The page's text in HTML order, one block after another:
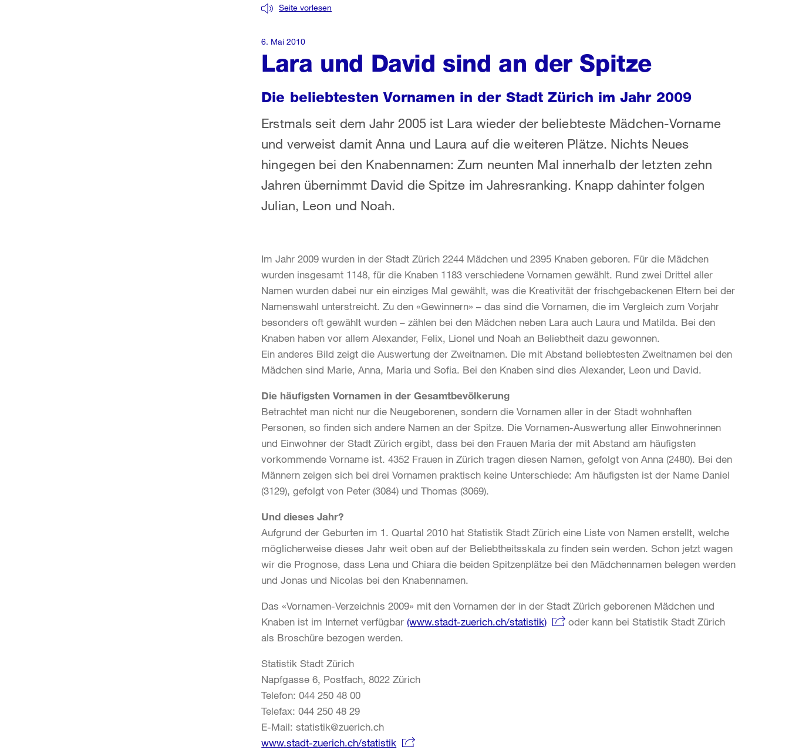
Lara und David sind an der Spitze
Seite vorlesen
Die beliebtesten Vornamen in der Stadt Zürich im Jahr 2009
Erstmals seit dem Jahr 2005 ist Lara wieder der beliebteste Mädchen-Vorname
und verweist damit Anna und Laura auf die weiteren Plätze. Nichts Neues
hingegen bei den Knabennamen: Zum neunten Mal innerhalb der letzten zehn
Jahren übernimmt David die Spitze im Jahresranking. Knapp dahinter folgen
Julian, Leon und Noah.
6. Mai 2010
Im Jahr 2009 wurden in der Stadt Zürich 2244 Mädchen und 2395 Knaben geboren. Für die Mädchen
wurden insgesamt 1148, für die Knaben 1183 verschiedene Vornamen gewählt. Rund zwei Drittel aller
Namen wurden dabei nur ein einziges Mal gewählt, was die Kreativität der frischgebackenen Eltern bei der
Namenswahl unterstreicht. Zu den «Gewinnern» – das sind die Vornamen, die im Vergleich zum Vorjahr
besonders oft gewählt wurden – zählen bei den Mädchen neben Lara auch Laura und Matilda. Bei den
Knaben haben vor allem Alexander, Felix, Lionel und Noah an Beliebtheit dazu gewonnen.
Ein anderes Bild zeigt die Auswertung der Zweitnamen. Die mit Abstand beliebtesten Zweitnamen bei den
Mädchen sind Marie, Anna, Maria und Sofia. Bei den Knaben sind dies Alexander, Leon und David.
Die häufigsten Vornamen in der Gesamtbevölkerung
Betrachtet man nicht nur die Neugeborenen, sondern die Vornamen aller in der Stadt wohnhaften
Personen, so finden sich andere Namen an der Spitze. Die Vornamen-Auswertung aller Einwohnerinnen
und Einwohner der Stadt Zürich ergibt, dass bei den Frauen Maria der mit Abstand am häufigsten
vorkommende Vorname ist. 4352 Frauen in Zürich tragen diesen Namen, gefolgt von Anna (2480). Bei den
Männern zeigen sich bei drei Vornamen praktisch keine Unterschiede: Am häufigsten ist der Name Daniel
(3129), gefolgt von Peter (3084) und Thomas (3069).
Und dieses Jahr?
Aufgrund der Geburten im 1. Quartal 2010 hat Statistik Stadt Zürich eine Liste von Namen erstellt, welche
möglicherweise dieses Jahr weit oben auf der Beliebtheitsskala zu finden sein werden. Schon jetzt wagen
wir die Prognose, dass Lena und Chiara die beiden Spitzenplätze bei den Mädchennamen belegen werden
und Jonas und Nicolas bei den Knabennamen.
Das «Vornamen-Verzeichnis 2009» mit den Vornamen der in der Stadt Zürich geborenen Mädchen und
Knaben ist im Internet verfügbar(www.stadt-zuerich.ch/statistik)
oder kann bei Statistik Stadt Zürich
als Broschüre bezogen werden.
Statistik Stadt Zürich
Napfgasse 6, Postfach, 8022 Zürich
Telefon: 044 250 48 00
Telefax: 044 250 48 29
E-Mail: statistik@zuerich.ch
www.stadt-zuerich.ch/statistik